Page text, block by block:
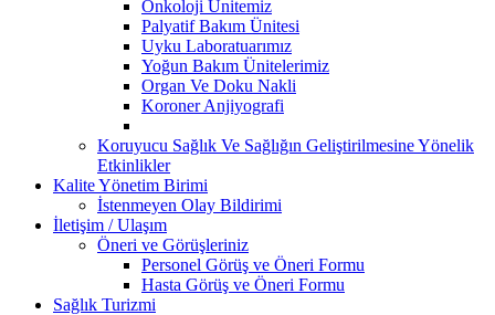
Onkoloji Ünitemiz
Palyatif Bakım Ünitesi
Uyku Laboratuarımız
Yoğun Bakım Ünitelerimiz
Organ Ve Doku Nakli
Koroner Anjiyografi
Koruyucu Sağlık Ve Sağlığın Geliştirilmesine Yönelik
Etkinlikler
Kalite Yönetim Birimi
İstenmeyen Olay Bildirimi
İletişim / Ulaşım
Öneri ve Görüşleriniz
Personel Görüş ve Öneri Formu
Hasta Görüş ve Öneri Formu
Sağlık Turizmi